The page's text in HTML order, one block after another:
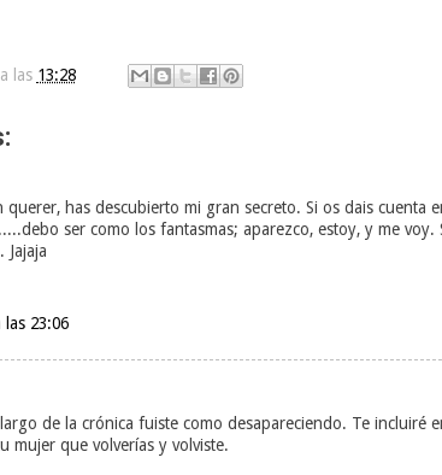
a las 13:28
querer, has descubierto mi gran secreto. Si os dais cuenta
ser como los fantasmas; aparezco, estoy, y me
Jajaja
23:06
largo de la crónica fuiste como desapareciendo. Te incluiré
mujer que volverías y volviste.